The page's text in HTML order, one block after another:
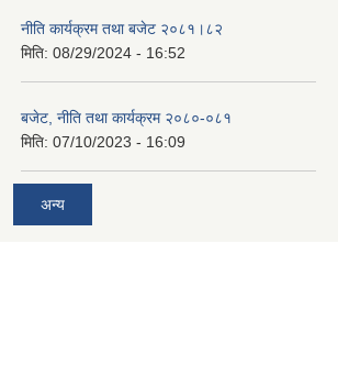
नीति कार्यक्रम तथा बजेट २०८१।८२
मिति: 08/29/2024 - 16:52
बजेट, नीति तथा कार्यक्रम २०८०-०८१
मिति: 07/10/2023 - 16:09
अन्य